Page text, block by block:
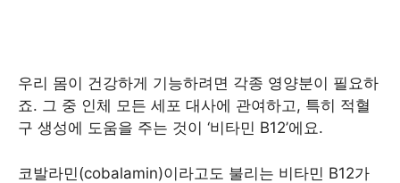
우리 몸이 건강하게 기능하려면 각종 영양분이 필요하
죠. 그 중 인체 모든 세포 대사에 관여하고, 특히 적혈
구 생성에 도움을 주는 것이 ‘비타민 B12’에요.
코발라민(cobalamin)이라고도 불리는 비타민 B12가